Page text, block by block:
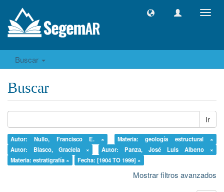
Buscar
Buscar
Ir
Autor: Nullo, Francisco E. ×
Materia: geología estructural ×
Autor: Blasco, Graciela ×
Autor: Panza, José Luis Alberto ×
Materia: estratigrafía ×
Fecha: [1904 TO 1999] ×
Mostrar filtros avanzados